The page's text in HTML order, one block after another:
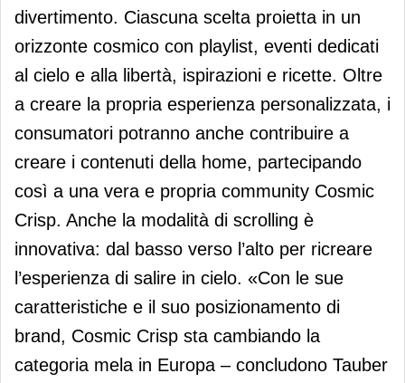
divertimento. Ciascuna scelta proietta in un
orizzonte cosmico con playlist, eventi dedicati
al cielo e alla libertà, ispirazioni e ricette. Oltre
a creare la propria esperienza personalizzata, i
consumatori potranno anche contribuire a
creare i contenuti della home, partecipando
così a una vera e propria community Cosmic
Crisp. Anche la modalità di scrolling è
innovativa: dal basso verso l’alto per ricreare
l’esperienza di salire in cielo. «Con le sue
caratteristiche e il suo posizionamento di
brand, Cosmic Crisp sta cambiando la
categoria mela in Europa – concludono Tauber